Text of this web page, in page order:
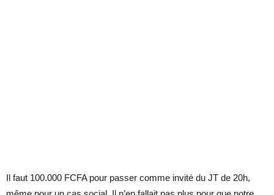
Il faut 100.000 FCFA pour passer comme invité du JT de 20h,